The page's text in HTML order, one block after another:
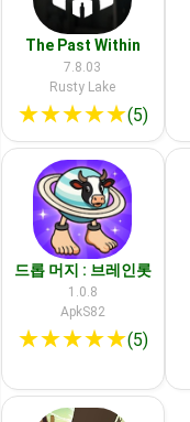
The Past Within
7.8.03
Rusty Lake
★★★★★(5)
드롭 머지 : 브레인롯
1.0.8
ApkS82
★★★★★(5)